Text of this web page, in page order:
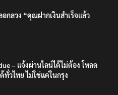
อกลวง “คุณฝากเงินสำเร็จแล้ว
– แจ้งผ่านไลน์ได้ไม่ต้อง โหลด
ทั่วไทย ไม่ใช่แค่ในกรุง